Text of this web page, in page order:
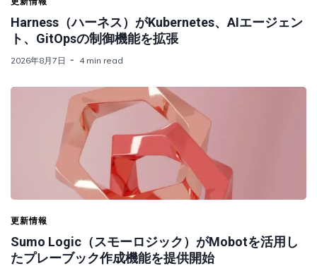
Harness（ハーネス）がKubernetes、AIエージェン
ト、GitOpsの制御機能を拡張
2026年8月7日 4 min read
更新情報
Sumo Logic（スモーロジック）がMobotを活用し
たプレーブック作成機能を提供開始